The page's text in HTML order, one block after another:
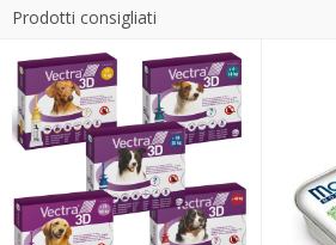
Prodotti consigliati